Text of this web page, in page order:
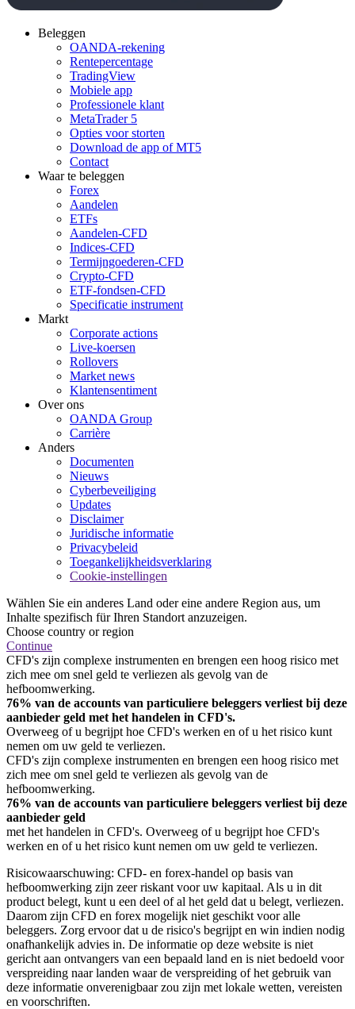
Beleggen
OANDA-rekening
Rentepercentage
TradingView
Mobiele app
Professionele klant
MetaTrader 5
Opties voor storten
Download de app of MT5
Contact
Waar te beleggen
Forex
Aandelen
ETFs
Aandelen-CFD
Indices-CFD
Termijngoederen-CFD
Crypto-CFD
ETF-fondsen-CFD
Specificatie instrument
Markt
Corporate actions
Live-koersen
Rollovers
Market news
Klantensentiment
Over ons
OANDA Group
Carrière
Anders
Documenten
Nieuws
Cyberbeveiliging
Updates
Disclaimer
Juridische informatie
Privacybeleid
Toegankelijkheidsverklaring
Cookie-instellingen
Wählen Sie ein anderes Land oder eine andere Region aus, um
Inhalte spezifisch für Ihren Standort anzuzeigen.
Choose country or region
Continue
CFD's zijn complexe instrumenten en brengen een hoog risico met
zich mee om snel geld te verliezen als gevolg van de
hefboomwerking.
76% van de accounts van particuliere beleggers verliest bij deze
aanbieder geld met het handelen in CFD's.
Overweeg of u begrijpt hoe CFD's werken en of u het risico kunt
nemen om uw geld te verliezen.
CFD's zijn complexe instrumenten en brengen een hoog risico met
zich mee om snel geld te verliezen als gevolg van de
hefboomwerking.
76% van de accounts van particuliere beleggers verliest bij deze
aanbieder geld
met het handelen in CFD's. Overweeg of u begrijpt hoe CFD's
werken en of u het risico kunt nemen om uw geld te verliezen.
Risicowaarschuwing: CFD- en forex-handel op basis van
hefboomwerking zijn zeer riskant voor uw kapitaal. Als u in dit
product belegt, kunt u een deel of al het geld dat u belegt, verliezen.
Daarom zijn CFD en forex mogelijk niet geschikt voor alle
beleggers. Zorg ervoor dat u de risico's begrijpt en win indien nodig
onafhankelijk advies in. De informatie op deze website is niet
gericht aan ontvangers van een bepaald land en is niet bedoeld voor
verspreiding naar landen waar de verspreiding of het gebruik van
deze informatie onverenigbaar zou zijn met lokale wetten, vereisten
en voorschriften.